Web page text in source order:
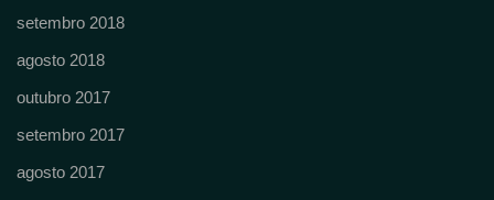
setembro 2018
agosto 2018
outubro 2017
setembro 2017
agosto 2017